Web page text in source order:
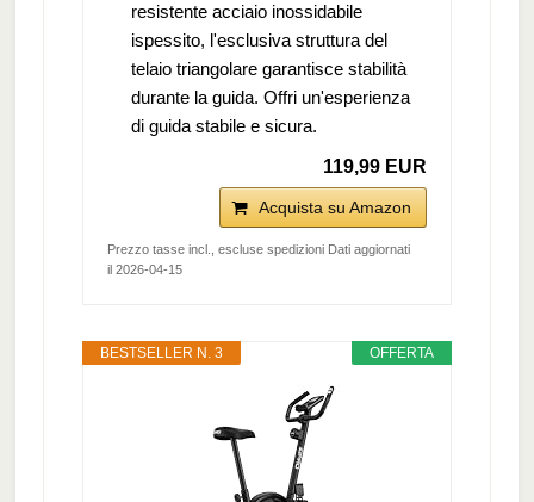
resistente acciaio inossidabile
ispessito, l'esclusiva struttura del
telaio triangolare garantisce stabilità
durante la guida. Offri un'esperienza
di guida stabile e sicura.
119,99 EUR
Acquista su Amazon
Prezzo tasse incl., escluse spedizioni Dati aggiornati
il 2026-04-15
OFFERTA
BESTSELLER N. 3